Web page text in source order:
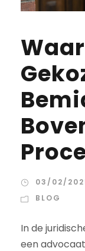
03/02/
BLOG
In de
een